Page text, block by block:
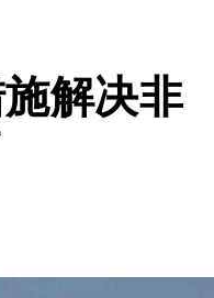
解决非